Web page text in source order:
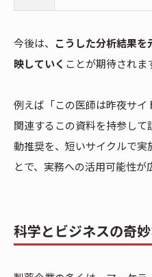
今後は、 こうした分析結果
映していく ことが期待されま
例えば「この医師は昨夜サ
関連するこの資料を持参し
動推奨を、短いサイクルで
とで、実務への活用可能性が
科学とビジネスの奇